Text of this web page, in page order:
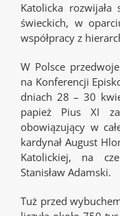
Katolicka
świeckich, w
współpracy z
W Polsce
na Konferencji
dniach 28 – 30
papież Pius XI
obowiązujący w
kardynał August
Katolickiej, na
Stanisław Adamski.
Tuż przed